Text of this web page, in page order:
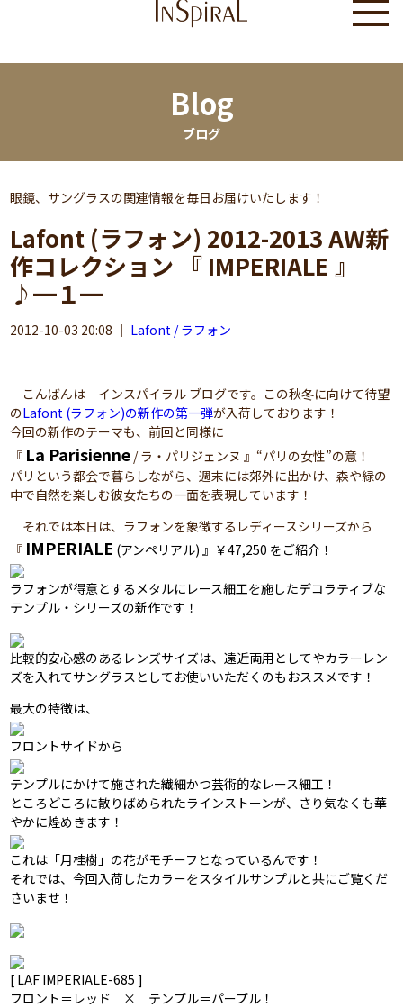
Blog
ブログ
眼鏡、サングラスの関連情報を毎日お届けいたします！
Lafont (ラフォン) 2012-2013 AW新
作コレクション 『 IMPERIALE 』
♪━１━
2012-10-03 20:08 ｜ Lafont / ラフォン
こんばんは インスパイラル ブログです。この秋冬に向けて待望
のLafont (ラフォン)の新作の第一弾が入荷しております！
今回の新作のテーマも、前回と同様に
『 La Parisienne / ラ・パリジェンヌ 』“パリの女性”の意！
パリという都会で暮らしながら、週末には郊外に出かけ、森や緑の
中で自然を楽しむ彼女たちの一面を表現しています！
それでは本日は、ラフォンを象徴するレディースシリーズから
『 IMPERIALE (アンペリアル) 』￥47,250 をご紹介！
ラフォンが得意とするメタルにレース細工を施したデコラティブな
テンプル・シリーズの新作です！
比較的安心感のあるレンズサイズは、遠近両用としてやカラーレン
ズを入れてサングラスとしてお使いいただくのもおススメです！
最大の特徴は、
フロントサイドから
テンプルにかけて施された繊細かつ芸術的なレース細工！
ところどころに散りばめられたラインストーンが、さり気なくも華
やかに煌めきます！
これは「月桂樹」の花がモチーフとなっているんです！
それでは、今回入荷したカラーをスタイルサンプルと共にご覧くだ
さいませ！
[ LAF IMPERIALE-685 ]
フロント＝レッド × テンプル＝パープル！